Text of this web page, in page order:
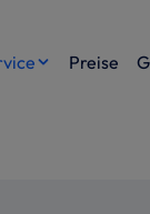
Preise